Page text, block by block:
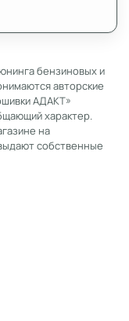
бензиновых и
авторские
АДАКТ»
характер.
на
собственные